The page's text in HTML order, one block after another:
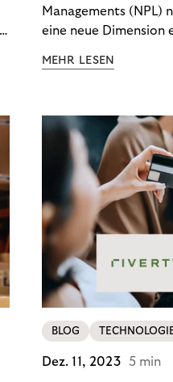
Managements (NPL)
eine neue Dimension
Wettbewerbsvorteil.
(DSGVO) – geraten
Grenzen
MEHR LESEN
BLOG
Dez. 11, 2023 5 min